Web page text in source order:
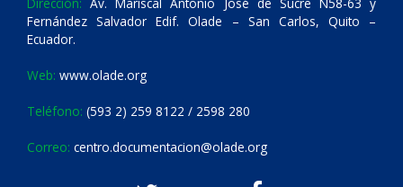
Dirección: Av. Mariscal Antonio José de Sucre N58-63 y
Fernández Salvador Edif. Olade – San Carlos, Quito –
Ecuador.
Web: www.olade.org
Teléfono: (593 2) 259 8122 / 2598 280
Correo: centro.documentacion@olade.org